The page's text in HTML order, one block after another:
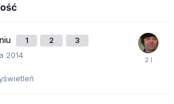
1 2 3
2014